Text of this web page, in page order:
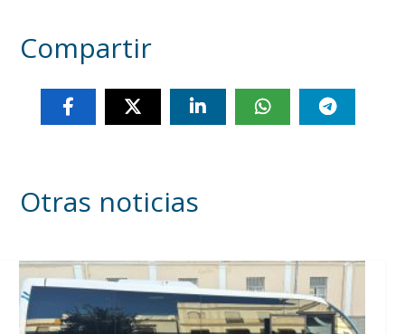
Compartir
Otras noticias